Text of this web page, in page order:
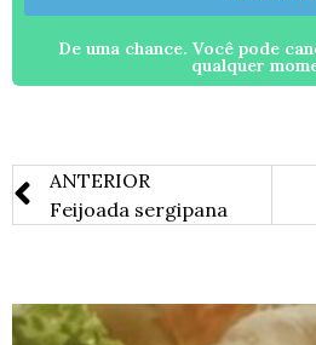
De uma chance. Você pode
qualquer
ANTERIOR
Feijoada sergipana